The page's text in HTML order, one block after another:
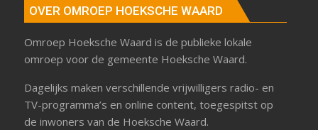
OVER OMROEP HOEKSCHE WAARD
Omroep Hoeksche Waard is de publieke lokale
omroep voor de gemeente Hoeksche Waard.
Dagelijks maken verschillende vrijwilligers radio- en
TV-programma’s en online content, toegespitst op
de inwoners van de Hoeksche Waard.